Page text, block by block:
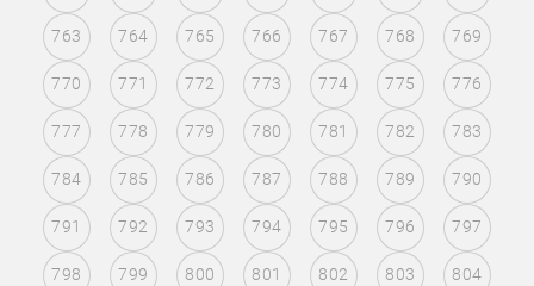
763 764 765 766 767 768 769
770 771 772 773 774 775 776
777 778 779 780 781 782 783
784 785 786 787 788 789 790
791 792 793 794 795 796 797
798 799 800 801 802 803 804